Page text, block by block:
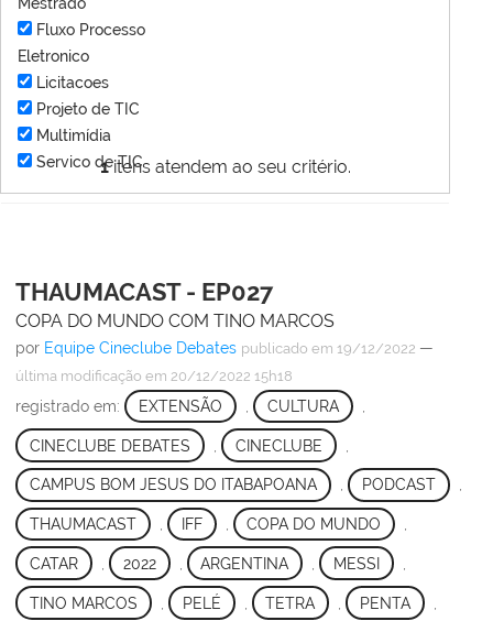
1itens atendem ao seu critério.
Fluxo Processo
Eletronico
Licitacoes
Projeto de TIC
Multimídia
Servico de TIC
THAUMACAST - EP027
COPA DO MUNDO COM TINO MARCOS
por Equipe Cineclube Debates publicado em 19/12/2022 —
última modificação em 20/12/2022 15h18
registrado em: EXTENSÃO CULTURA
CINECLUBE DEBATES CINECLUBE
CAMPUS BOM JESUS DO ITABAPOANA , PODCAST ,
THAUMACAST IFF COPA DO MUNDO
CATAR 2022 ARGENTINA , MESSI
TINO MARCOS PELÉ TETRA , PENTA